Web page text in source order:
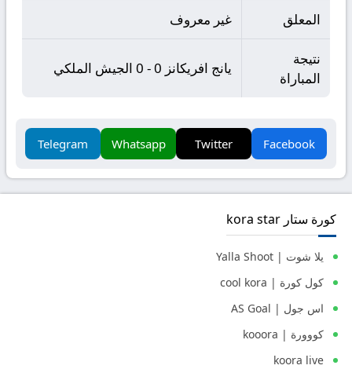
المعلق غير معروف
نتيجة
المباراة
يانج افريكانز 0 - 0 الجيش الملكي
Facebook
Twitter
Whatsapp
Telegram
كورة ستار kora star
يلا شوت | Yalla Shoot
كول كورة | cool kora
اس جول | AS Goal
كووورة | kooora
koora live